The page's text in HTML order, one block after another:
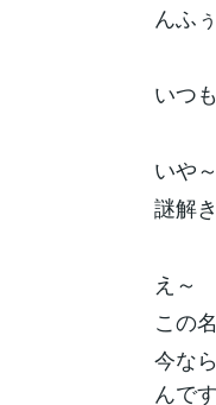
んふぅ
いつ
いや～
謎解
え～
この
今な
んで